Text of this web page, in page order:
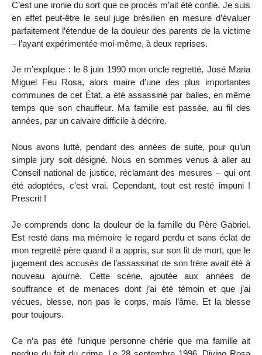
C’est une ironie du sort que ce procès m’ait été confié. Je suis
en effet peut-être le seul juge brésilien en mesure d’évaluer
parfaitement l’étendue de la douleur des parents de la victime
– l’ayant expérimentée moi-même, à deux reprises.
Je m’explique : le 8 juin 1990 mon oncle regretté, José Maria
Miguel Feu Rosa, alors maire d’une des plus importantes
communes de cet État, a été assassiné par balles, en même
temps que son chauffeur. Ma famille est passée, au fil des
années, par un calvaire difficile à décrire.
Nous avons lutté, pendant des années de suite, pour qu’un
simple jury soit désigné. Nous en sommes venus à aller au
Conseil national de justice, réclamant des mesures – qui ont
été adoptées, c’est vrai. Cependant, tout est resté impuni !
Prescrit !
Je comprends donc la douleur de la famille du Père Gabriel.
Est resté dans ma mémoire le regard perdu et sans éclat de
mon regretté père quand il a appris, sur son lit de mort, que le
jugement des accusés de l’assassinat de son frère avait été à
nouveau ajourné. Cette scène, ajoutée aux années de
souffrance et de menaces dont j’ai été témoin et que j’ai
vécues, blesse, non pas le corps, mais l’âme. Et la blesse
pour toujours.
Ce n’a pas été l’unique personne chérie que ma famille ait